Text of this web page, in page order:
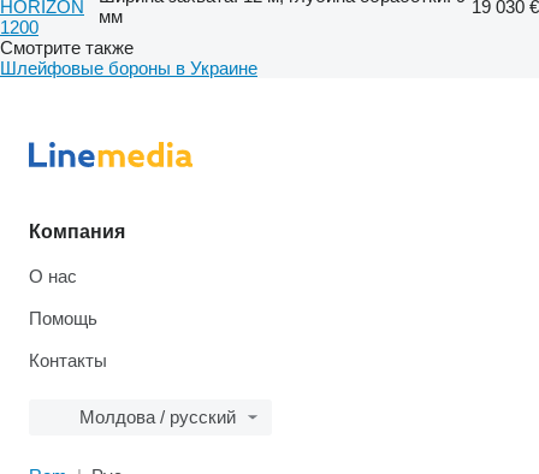
HORIZON
1200
мм
19 030 €
Смотрите также
Шлейфовые бороны в Украине
Компания
О нас
Помощь
Контакты
Молдова / русский